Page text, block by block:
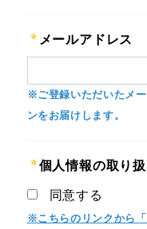
メールアドレス
※ご登録いただいたメ
ンをお届けします。
個人情報の取り
同意する
※こちらのリンクから